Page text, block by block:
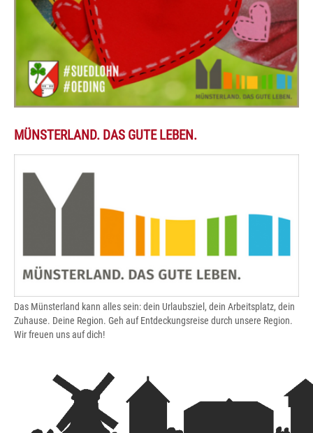
MÜNSTERLAND. DAS GUTE LEBEN.
Das Münsterland kann alles sein: dein Urlaubsziel, dein Arbeitsplatz, dein
Zuhause. Deine Region. Geh auf Entdeckungsreise durch unsere Region.
Wir freuen uns auf dich!